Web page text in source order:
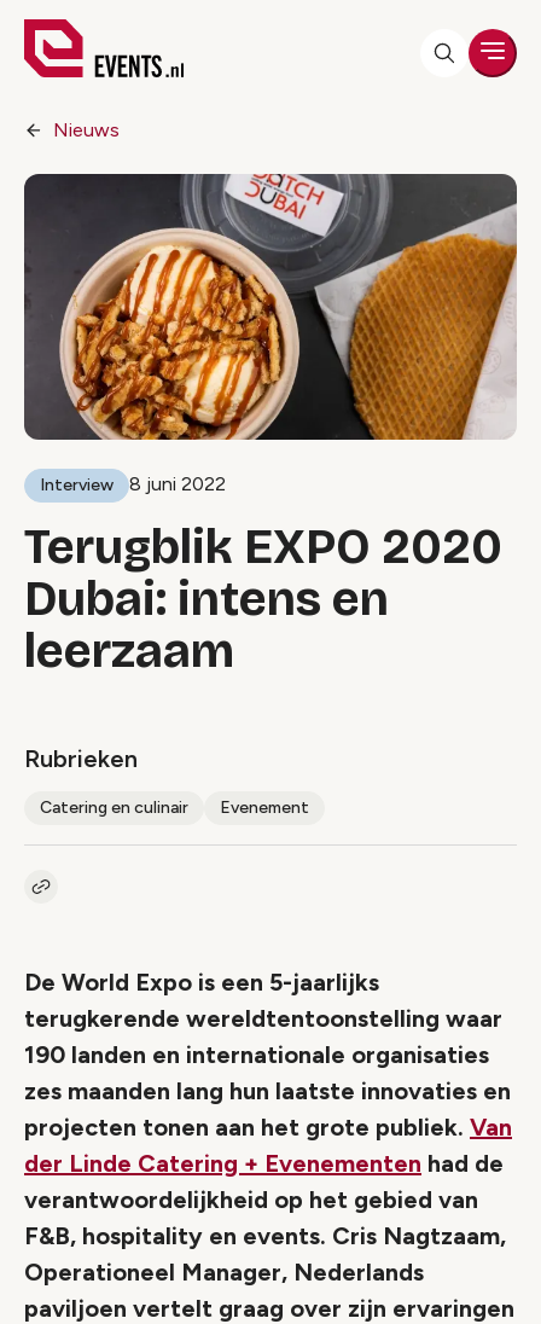
Nieuws
Interview 8 juni 2022
Terugblik EXPO 2020
Dubai: intens en
leerzaam
Rubrieken
Catering en culinair Evenement
Kopieer link naar artikel
De World Expo is een 5-jaarlijks
terugkerende wereldtentoonstelling waar
190 landen en internationale organisaties
zes maanden lang hun laatste innovaties en
projecten tonen aan het grote publiek. Van
der Linde Catering + Evenementen had de
verantwoordelijkheid op het gebied van
F&B, hospitality en events. Cris Nagtzaam,
Operationeel Manager, Nederlands
paviljoen vertelt graag over zijn ervaringen